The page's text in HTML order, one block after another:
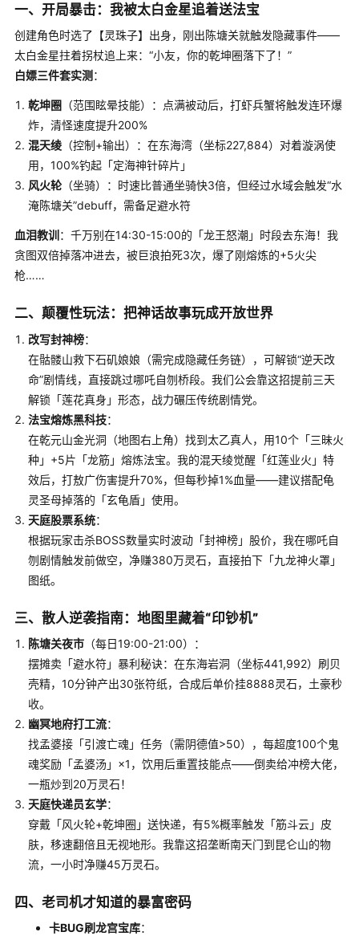
一、开局暴击：我被太白金星追着送法宝
创建角色时选了【灵珠子】出身，刚出陈塘关就触发隐藏事件——
太白金星拄着拐杖追上来：“小友，你的乾坤圈落下了！”
白嫖三件套实测 ：
乾坤圈（范围眩晕技能）：点满被动后，打虾兵蟹将触发连环爆
炸，清怪速度提升200%
混天绫（控制+输出）：在东海湾（坐标227,884）对着漩涡使
用，100%钓起「定海神针碎片」
风火轮（坐骑）：时速比普通坐骑快3倍，但经过水域会触发“水
淹陈塘关”debuff，需备足避水符
血泪教训 ：千万别在14:30-15:00的「龙王怒潮」时段去东海！我
贪图双倍掉落冲进去，被巨浪拍死3次，爆了刚熔炼的+5火尖
枪……
二、颠覆性玩法：把神话故事玩成开放世界
改写封神榜：
在骷髅山救下石矶娘娘（需完成隐藏任务链），可解锁“逆天改
命”剧情线，直接跳过哪吒自刎桥段。我们公会靠这招提前三天
解锁「莲花真身」形态，战力碾压传统剧情党。
法宝熔炼黑科技：
在乾元山金光洞（地图右上角）找到太乙真人，用10个「三昧火
种」+5片「龙筋」熔炼法宝。我的混天绫觉醒「红莲业火」特
效后，打敖广伤害提升70%，但每秒掉1%血量——建议搭配龟
灵圣母掉落的「玄龟盾」使用。
天庭股票系统：
根据玩家击杀BOSS数量实时波动「封神榜」股价，我在哪吒自
刎剧情触发前做空，净赚380万灵石，直接拍下「九龙神火罩」
图纸。
三、散人逆袭指南：地图里藏着“印钞机”
陈塘关夜市（每日19:00-21:00）：
摆摊卖「避水符」暴利秘诀：在东海岩洞（坐标441,992）刷贝
壳精，10分钟产出30张符纸，合成后单价挂8888灵石，土豪秒
收。
幽冥地府打工流：
找孟婆接「引渡亡魂」任务（需阴德值>50），每超度100个鬼
魂奖励「孟婆汤」×1，饮用后重置技能点——倒卖给冲榜大佬，
一瓶炒到20万灵石！
天庭快递员玄学：
穿戴「风火轮+乾坤圈」送快递，有5%概率触发「筋斗云」皮
肤，移速翻倍且无视地形。我靠这招垄断南天门到昆仑山的物
流，一小时净赚45万灵石。
四、老司机才知道的暴富密码
卡BUG刷龙宫宝库：